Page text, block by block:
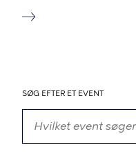
SØG EFTER ET EVENT